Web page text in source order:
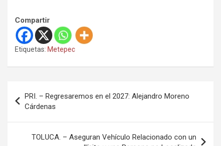
Compartir
Etiquetas: Metepec
v
PRI. – Regresaremos en el 2027: Alejandro Moreno
Cárdenas
TOLUCA. – Aseguran Vehículo Relacionado con un